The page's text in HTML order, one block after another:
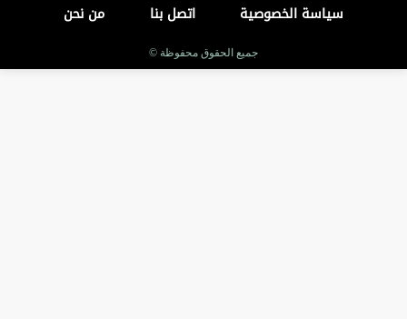
سياسة الخصوصية
اتصل بنا من نحن
جميع الحقوق محفوظة ©